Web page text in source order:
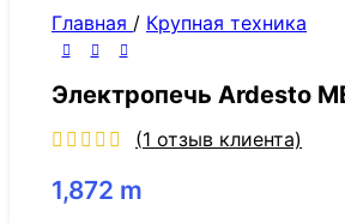
Главная / Крупная техника
Электропечь Ardesto
(1 отзыв клиента)
1,872 m